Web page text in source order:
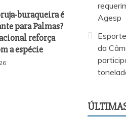
buraqueira é
para Palmas?
reforça
a espécie
Agesp
da
Agesp